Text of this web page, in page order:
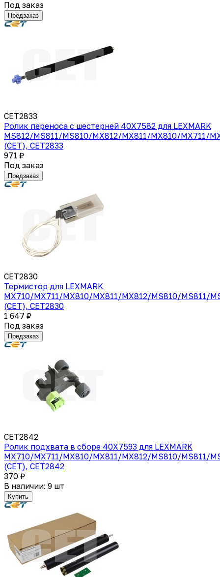
Под заказ
Предзаказ
CET2833
Ролик переноса с шестерней 40X7582 для LEXMARK
MS812/MS811/MS810/MX812/MX811/MX810/MX711/
(CET), CET2833
971 ₽
Под заказ
Предзаказ
CET2830
Термистор для LEXMARK
MX710/MX711/MX810/MX811/MX812/MS810/MS811/
(CET), CET2830
1 647 ₽
Под заказ
Предзаказ
CET2842
Ролик подхвата в сборе 40X7593 для LEXMARK
MX710/MX711/MX810/MX811/MX812/MS810/MS811/
(CET), CET2842
370 ₽
В наличии: 9 шт
Купить